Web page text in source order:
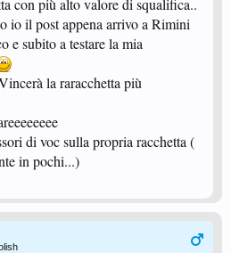
con più alto valore di squalifica..
io il post appena arrivo a Rimini
e subito a testare la mia
la raracchetta più
di voc sulla propria racchetta (
in pochi...)